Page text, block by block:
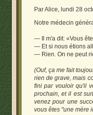
Par Alice, lundi 28
Notre médecin
— Il m'a dit: «Vous
— Et si nous étions
— Rien. On ne peut
(Ouf, ça me fait
rien de grave, mais
fini par vouloir qu'il
prochain, et il est
venez pour une
vous êtes "une mère